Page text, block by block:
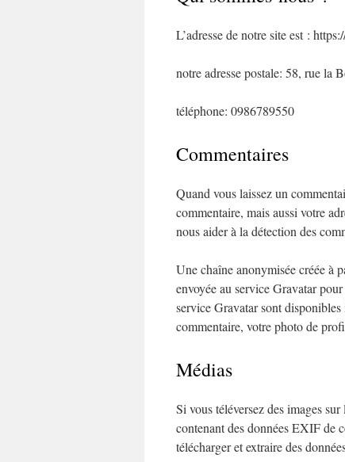
L’adresse de notre site est :
notre adresse postale: 58, rue la
téléphone: 0986789550
Commentaires
Quand vous laissez un
commentaire, mais aussi votre
nous aider à la détection des
Une chaîne anonymisée créée à
envoyée au service Gravatar
service Gravatar sont
commentaire, votre photo de
Médias
Si vous téléversez des images
contenant des données EXIF de
télécharger et extraire des